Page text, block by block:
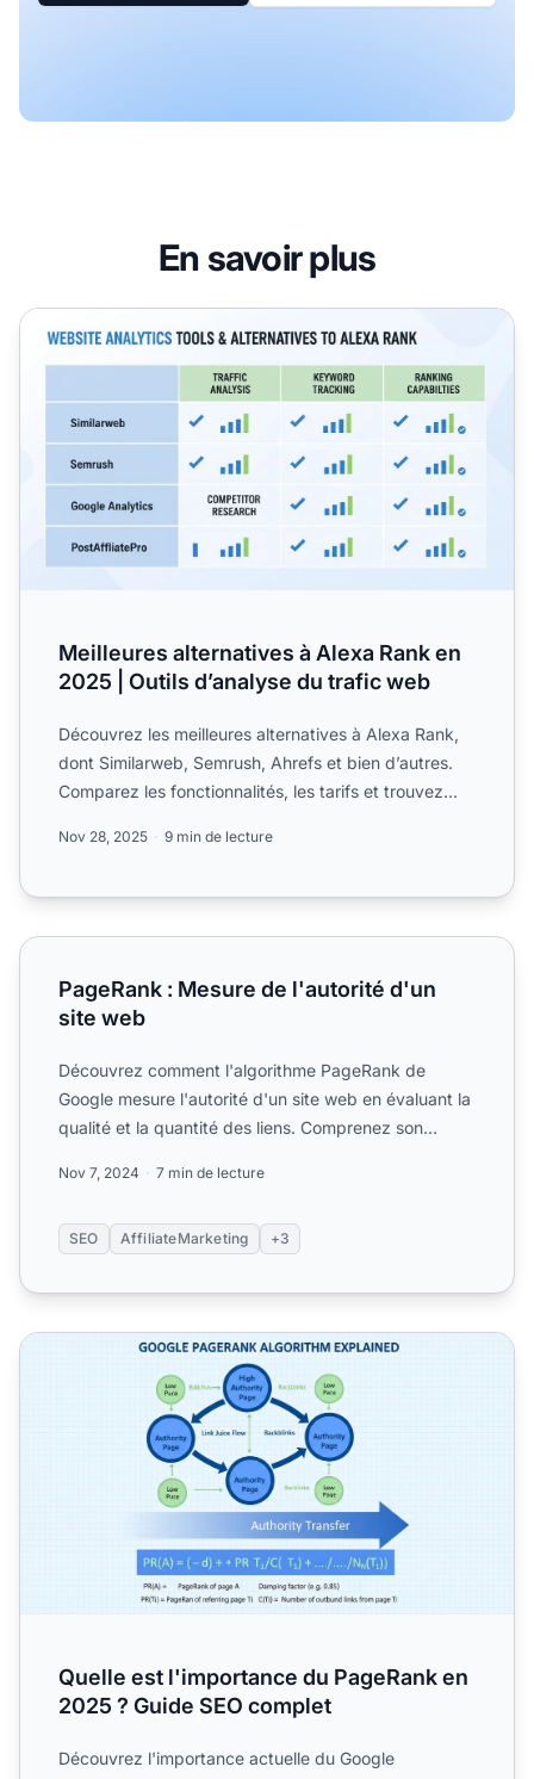
En savoir plus
Meilleures alternatives à Alexa Rank en 2025 | Outils
Meilleures alternatives à Alexa Rank en
2025 | Outils d’analyse du trafic web
Découvrez les meilleures alternatives à Alexa Rank,
dont Similarweb, Semrush, Ahrefs et bien d’autres.
Comparez les fonctionnalités, les tarifs et trouvez
Nov 28, 2025 9 min de lecture
PageRank : Mesure de l'autorité d'un site web
PageRank : Mesure de l'autorité d'un
site web
Découvrez comment l'algorithme PageRank de
Google mesure l'autorité d'un site web en évaluant la
qualité et la quantité des liens. Comprenez son
Nov 7, 2024 7 min de lecture
SEO AffiliateMarketing +3
Quelle est l'importance du PageRank en 2025 ? Guide
Quelle est l'importance du PageRank en
2025 ? Guide SEO complet
Découvrez l'importance actuelle du Google